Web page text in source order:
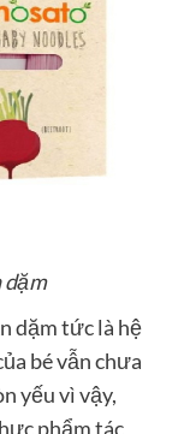
dặm
dặm tức là hệ
bé vẫn chưa
yếu vì vậy,
phẩm tác